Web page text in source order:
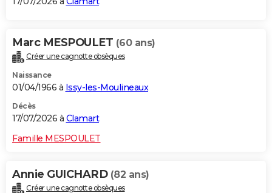
Marc MESPOULET (60 ans)
Créer une cagnotte obsèques
Naissance
01/04/1966 à Issy-les-Moulineaux
Décès
17/07/2026 à Clamart
Famille MESPOULET
Annie GUICHARD (82 ans)
Créer une cagnotte obsèques